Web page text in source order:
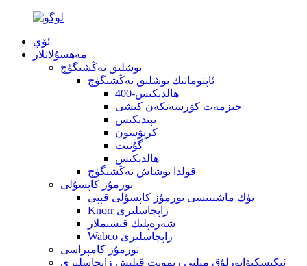
ئۆي
مەھسۇلاتلار
بوشلىق تەڭشىگۈچ
ئاپتوماتىك بوشلىق تەڭشىگۈچ
400-ھالدېكىس
خىزمەت كۆرسەتكەن كىشى
بېندىكىس
كرېۋسون
گۇنىت
ھالدېكىس
قولدا بوشاش تەڭشىگۈچ
تورمۇز كاپسۇلى
يۈك ماشىنىسى تورمۇز كاپسۇلى قېپى
Knorr زاپچاسلىرى
شەرەپلىك قىسىملار
Wabco زاپچاسلىرى
تورمۇز كامېراسى
ئېكىسكىۋاتورلۇق مىلنى رېمونت قىلىش زاپچاسلىرى